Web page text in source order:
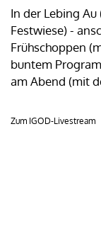
In der Lebing
Festwiese) -
Frühschoppen
buntem
am Abend (mit
Zum IGOD-Livestream